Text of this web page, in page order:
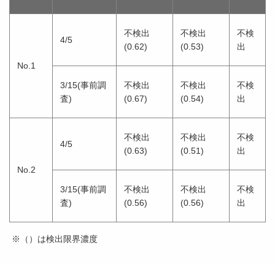
No.1
4/5
不検出
(0.62)
不検出
(0.53)
不検
出
3/15(事前調
査)
不検出
(0.67)
不検出
(0.54)
不検
出
No.2
4/5
不検出
(0.63)
不検出
(0.51)
不検
出
3/15(事前調
査)
不検出
(0.56)
不検出
(0.56)
不検
出
※（）は検出限界濃度